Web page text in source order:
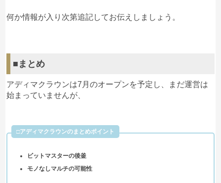
何か情報が入り次第追記してお伝えしましょう。
■まとめ
アディマクラウンは7月のオープンを予定し、まだ運営は
始まっていませんが、
□アディマクラウンのまとめポイント
ビットマスターの後釜
モノなしマルチの可能性